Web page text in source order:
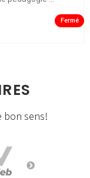
Fermé
bon sens!